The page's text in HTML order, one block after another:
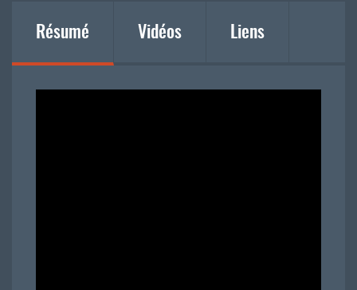
Résumé Vidéos Liens